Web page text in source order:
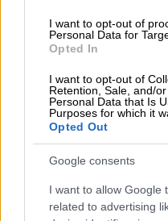
I want to opt-out of
Personal Data for
Opted In
I want to opt-out of
Retention, Sale, and/
Personal Data that Is
Purposes for which it
Opted Out
Google consents
I want to allow Google
related to advertising
POPULAR
Κεντρικό δελτίο